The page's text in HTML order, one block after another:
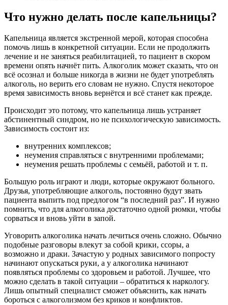
Что нужно делать после капельницы?
Капельница является экстренной мерой, которая способна
помочь лишь в конкретной ситуации. Если не продолжить
лечение и не заняться реабилитацией, то пациент в скором
времени опять начнёт пить. Алкоголик может сказать, что он
всё осознал и больше никогда в жизни не будет употреблять
алкоголь, но верить его словам не нужно. Спустя некоторое
время зависимость вновь вернётся и всё станет как прежде.
Происходит это потому, что капельница лишь устраняет
абстинентный синдром, но не психологическую зависимость.
Зависимость состоит из:
внутренних комплексов;
неумения справляться с внутренними проблемами;
неумения решать проблемы с семьёй, работой и т. п.
Большую роль играют и люди, которые окружают больного.
Друзья, употребляющие алкоголь, постоянно будут звать
пациента выпить под предлогом “в последний раз”. И нужно
помнить, что для алкоголика достаточно одной рюмки, чтобы
сорваться и вновь уйти в запой.
Уговорить алкоголика начать лечиться очень сложно. Обычно
подобные разговоры влекут за собой крики, ссоры, а
возможно и драки. Зачастую у родных зависимого попросту
начинают опускаться руки, а у алкоголика начинают
появляться проблемы со здоровьем и работой. Лучшее, что
можно сделать в такой ситуации – обратиться к наркологу.
Лишь опытный специалист сможет объяснить, как начать
бороться с алкоголизмом без криков и конфликтов.